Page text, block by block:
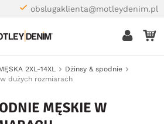
obslugaklienta@motleydenim.pl
2XL-14XL
Dżinsy & spodnie
dużych rozmiarach
MĘSKIE W